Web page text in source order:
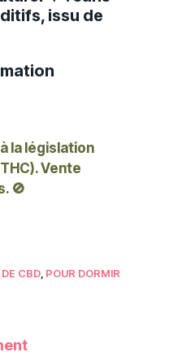
issu de
la législation
Vente
🚫
DE CBD POUR DORMIR